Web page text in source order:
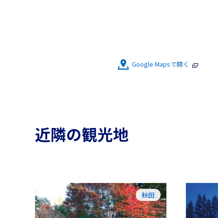
Google Mapsで開く
近隣の観光地
秋田